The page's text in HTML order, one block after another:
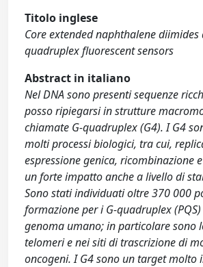
Titolo inglese
Core extended naphthalene diimides
quadruplex fluorescent sensors
Abstract in italiano
Nel DNA sono presenti sequenze
posso ripiegarsi in strutture
chiamate G-quadruplex (G4). I G4
molti processi biologici, tra cui,
espressione genica, ricombinazione
un forte impatto anche a livello di
Sono stati individuati oltre 370 000
formazione per i G-quadruplex
genoma umano; in particolare sono
telomeri e nei siti di trascrizione di
oncogeni. I G4 sono un target molto